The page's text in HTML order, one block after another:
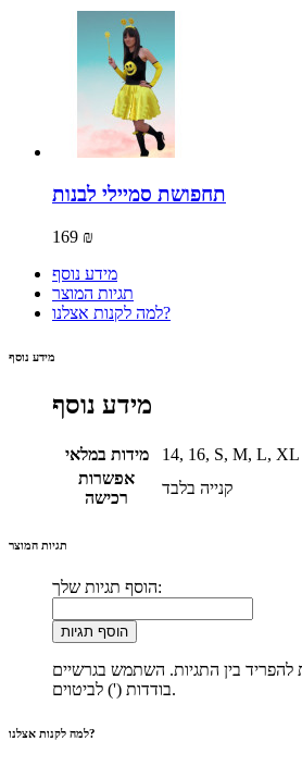
תחפושת סמיילי לבנות
169 ₪
מידע נוסף
תגיות המוצר
למה לקנות אצלנו?
מידע נוסף
מידע נוסף
מידות במלאי
14, 16, S, M, L, XL
אפשרות
רכישה
קנייה בלבד
תגיות המוצר
הוסף תגיות שלך:
הוסף תגיות
בין התגיות. השתמש בגרשיים
בודדות (') לביטוים.
למה לקנות אצלנו?